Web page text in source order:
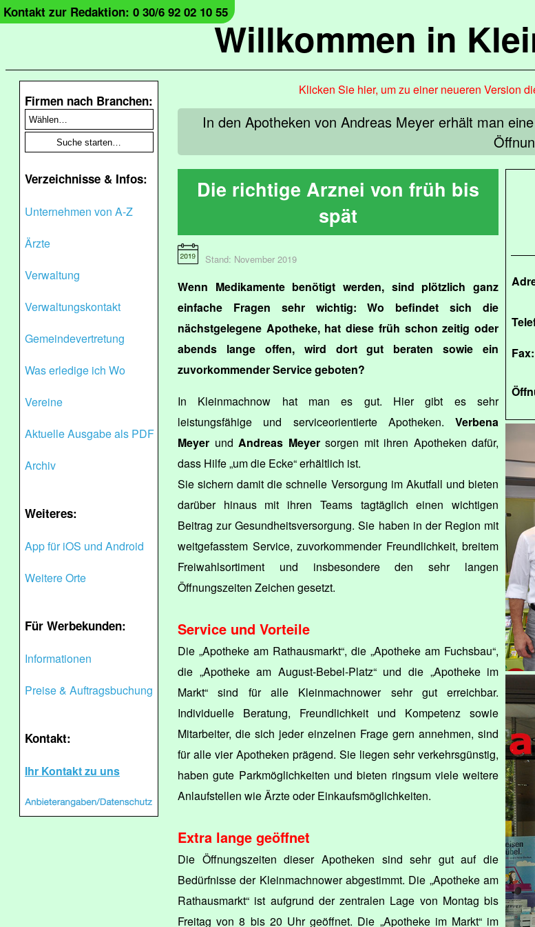
Willkommen in
Kontakt zur Redaktion: 0 30/6 92 02 10 55
Firmen nach Branchen:
Verzeichnisse & Infos:
Unternehmen von A-Z
Ärzte
Verwaltung
Verwaltungskontakt
Gemeindevertretung
Was erledige ich Wo
Vereine
Aktuelle Ausgabe als PDF
Archiv
Weiteres:
App für iOS und Android
Weitere Orte
Für Werbekunden:
Informationen
Preise & Auftragsbuchung
Kontakt:
Ihr Kontakt zu uns
Klicken Sie hier, um zu einer neueren Version
In den Apotheken von Andreas Meyer erhält man
Fax:
Die richtige Arznei von früh bis
spät
Stand: November 2019
Wenn Medikamente benötigt werden, sind plötzlich ganz
einfache Fragen sehr wichtig: Wo befindet sich die
nächstgelegene Apotheke, hat diese früh schon zeitig oder
abends lange offen, wird dort gut beraten sowie ein
zuvorkommender Service geboten?
In Kleinmachnow hat man es gut. Hier gibt es sehr
leistungsfähige und serviceorientierte Apotheken.Verbena
Meyer undAndreas Meyersorgen mit ihren Apotheken dafür,
dass Hilfe „um die Ecke“ erhältlich ist.
Sie sichern damit die schnelle Versorgung im Akutfall und bieten
darüber hinaus mit ihren Teams tagtäglich einen wichtigen
Beitrag zur Gesundheitsversorgung. Sie haben in der Region mit
weitgefasstem Service, zuvorkommender Freundlichkeit, breitem
Freiwahlsortiment und insbesondere den sehr langen
Öffnungszeiten Zeichen gesetzt.
Service und Vorteile
Die „Apotheke am Rathausmarkt“, die „Apotheke am Fuchsbau“,
die „Apotheke am August-Bebel-Platz“ und die „Apotheke im
Markt“ sind für alle Kleinmachnower sehr gut erreichbar.
Individuelle Beratung, Freundlichkeit und Kompetenz sowie
Mitarbeiter, die sich jeder einzelnen Frage gern annehmen, sind
für alle vier Apotheken prägend. Sie liegen sehr verkehrsgünstig,
haben gute Parkmöglichkeiten und bieten ringsum viele weitere
Anlaufstellen wie Ärzte oder Einkaufsmöglichkeiten.
Extra lange geöffnet
Die Öffnungszeiten dieser Apotheken sind sehr gut auf die
Bedürfnisse der Kleinmachnower abgestimmt. Die „Apotheke am
Rathausmarkt“ ist aufgrund der zentralen Lage von Montag bis
Freitag von 8 bis 20 Uhr geöffnet. Die „Apotheke im Markt“ im